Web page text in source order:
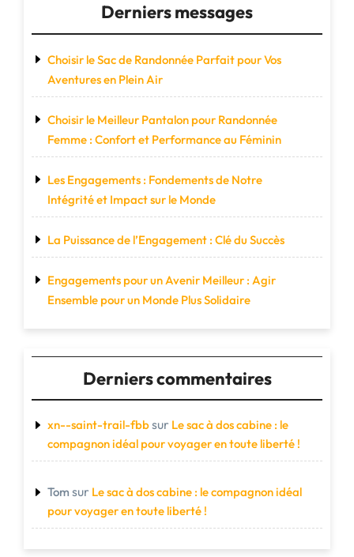
Derniers messages
Choisir le Sac de Randonnée Parfait pour Vos
Aventures en Plein Air
Choisir le Meilleur Pantalon pour Randonnée
Femme : Confort et Performance au Féminin
Les Engagements : Fondements de Notre
Intégrité et Impact sur le Monde
La Puissance de l’Engagement : Clé du Succès
Engagements pour un Avenir Meilleur : Agir
Ensemble pour un Monde Plus Solidaire
Derniers commentaires
xn--saint-trail-fbbsur Le sac à dos cabine : le
compagnon idéal pour voyager en toute liberté !
Tom sur Le sac à dos cabine : le compagnon idéal
pour voyager en toute liberté !